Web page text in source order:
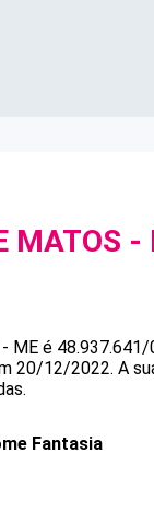
MATOS -
ME é
20/12/2022. A
Fantasia